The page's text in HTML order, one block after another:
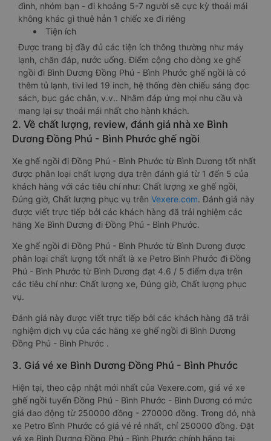
đình, nhóm bạn - đi khoảng 5-7 người sẽ cực kỳ thoải mái
không khác gì thuê hẳn 1 chiếc xe đi riêng
Tiện ích
Được trang bị đầy đủ các tiện ích thông thường như máy
lạnh, chăn đắp, nước uống. Điểm cộng cho dòng xe ghế
ngồi đi Bình Dương Đồng Phú - Bình Phước ghế ngồi là có
thêm tủ lạnh, tivi led 19 inch, hệ thống đèn chiếu sáng đọc
sách, bục gác chân, v.v.. Nhằm đáp ứng mọi nhu cầu và
mang lại sự thoải mái nhất cho hành khách.
2. Về chất lượng, review, đánh giá nhà xe Bình
Dương Đồng Phú - Bình Phước ghế ngồi
Xe ghế ngồi đi Đồng Phú - Bình Phước từ Bình Dương tốt nhất
được phân loại chất lượng dựa trên đánh giá từ 1 đến 5 của
khách hàng với các tiêu chí như: Chất lượng xe ghế ngồi,
Đúng giờ, Chất lượng phục vụ trên Vexere.com. Đánh giá này
được viết trực tiếp bởi các khách hàng đã trải nghiệm các
hãng Xe Bình Dương đi Đồng Phú - Bình Phước.
Xe ghế ngồi đi Đồng Phú - Bình Phước từ Bình Dương được
phân loại chất lượng tốt nhất là xe Petro Bình Phước đi Đồng
Phú - Bình Phước từ Bình Dương đạt 4.6 / 5 điểm dựa trên
các tiêu chí như: Chất lượng xe, Đúng giờ, Chất lượng phục
vụ.
Đánh giá này được viết trực tiếp bởi các khách hàng đã trải
nghiệm dịch vụ của các hãng xe ghế ngồi đi Bình Dương
Đồng Phú - Bình Phước .
3. Giá vé xe Bình Dương Đồng Phú - Bình Phước
Hiện tại, theo cập nhật mới nhất của Vexere.com, giá vé xe
ghế ngồi tuyến Đồng Phú - Bình Phước - Bình Dương có mức
giá dao động từ 250000 đồng - 270000 đồng. Trong đó, nhà
xe Petro Bình Phước có giá vé rẻ nhất, chỉ 250000 đồng. Đặt
vé xe Bình Dương Đồng Phú - Bình Phước chính hãng tại